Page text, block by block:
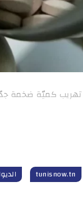
كميّة ضخمة
tunisnow.tn